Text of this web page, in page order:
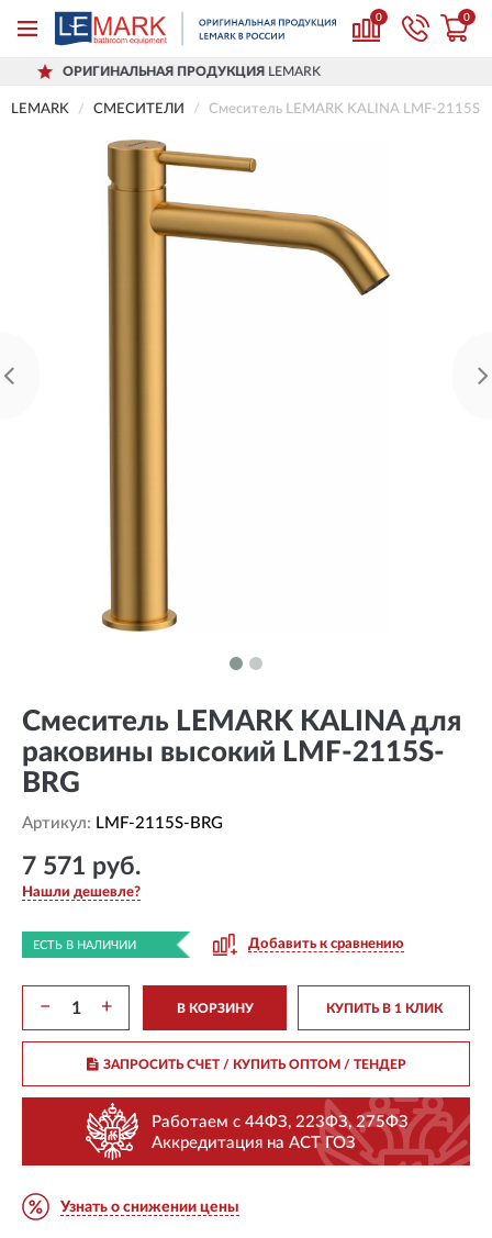
0 0
ПРОДУКЦИЯLEMARK
LEMARK СМЕСИТЕЛИ Смеситель LEMARK KALINA LMF-2115S-
Смеситель LEMARK KALINA для
раковины высокий LMF-2115S-
BRG
Артикул: LMF-2115S-BRG
7 571 руб.
Нашли дешевле?
ЕСТЬ В НАЛИЧИИ Добавить к сравнению
− + В КОРЗИНУ КУПИТЬ В 1 КЛИК
ЗАПРОСИТЬ СЧЕТ / КУПИТЬ ОПТОМ/ ТЕНДЕР
Работаем с 44ФЗ, 223ФЗ, 275ФЗ
Аккредитация на АСТ ГОЗ
Узнать о снижении цены